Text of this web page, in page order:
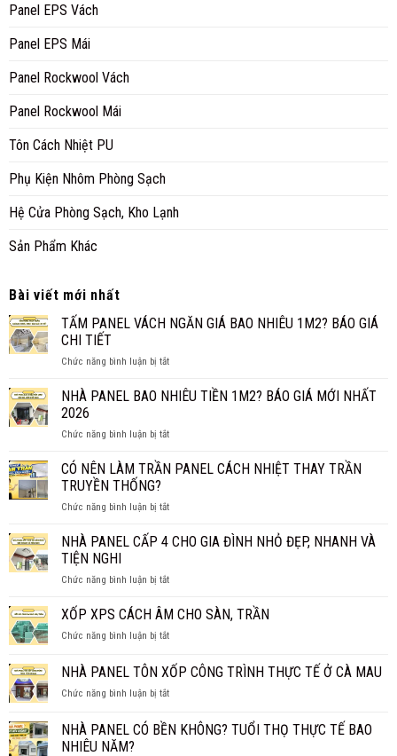
Panel EPS Vách
Panel EPS Mái
Panel Rockwool Vách
Panel Rockwool Mái
Tôn Cách Nhiệt PU
Phụ Kiện Nhôm Phòng Sạch
Hệ Cửa Phòng Sạch, Kho Lạnh
Sản Phẩm Khác
Bài viết mới nhất
TẤM PANEL VÁCH NGĂN GIÁ BAO NHIÊU 1M2? BÁO GIÁ
CHI TIẾT
Chức năng bình luận bị tắtở
PANEL
GIÁ
NHIÊU
GIÁ
TIẾT
NHÀ PANEL BAO NHIÊU TIỀN 1M2? BÁO GIÁ MỚI NHẤT
2026
Chức năng bình luận bị tắtở
PANEL
TIỀN
BÁO
NHẤT
CÓ NÊN LÀM TRẦN PANEL CÁCH NHIỆT THAY TRẦN
TRUYỀN THỐNG?
Chức năng bình luận bị tắtở
NÊN
PANEL
NHIỆT
TRẦN
THỐNG?
NHÀ PANEL CẤP 4 CHO GIA ĐÌNH NHỎ ĐẸP, NHANH VÀ
TIỆN NGHI
Chức năng bình luận bị tắtở
PANEL
4
GIA
NHỎ
NHANH
XỐP XPS CÁCH ÂM CHO SÀN, TRẦN
Chức năng bình luận bị tắtở
XPS
CÁCH
ÂM
SÀN,
NHÀ PANEL TÔN XỐP CÔNG TRÌNH THỰC TẾ Ở CÀ MAU
Chức năng bình luận bị tắtở
PANEL
TÔN
NHÀ PANEL CÓ BỀN KHÔNG? TUỔI THỌ THỰC TẾ BAO
NHIÊU NĂM?